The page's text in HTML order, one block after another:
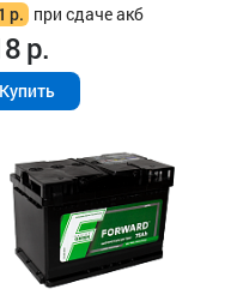
р. при сдаче акб
р.
Купить